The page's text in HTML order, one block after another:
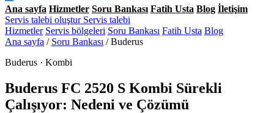
Ana sayfa Hizmetler Soru Bankası Fatih Usta Blog İletişim
Servis talebi oluştur Servis talebi
Hizmetler Servis bölgeleri Soru Bankası Fatih Usta Blog
Ana sayfa / Soru Bankası / Buderus
Buderus · Kombi
Buderus FC 2520 S Kombi Sürekli
Çalışıyor: Nedeni ve Çözümü